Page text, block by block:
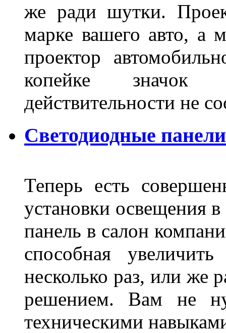
же ради шутки.
марке вашего авто, а
проектор
копейке
действительности не
Светодиодные
Теперь есть
установки освещения
панель в салон
способная
несколько раз, или же
решением. Вам не
техническими